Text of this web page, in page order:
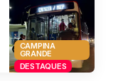
CAMPINA
GRANDE
DESTAQUES